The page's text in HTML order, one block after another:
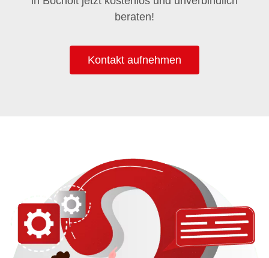
beraten!
Kontakt aufnehmen